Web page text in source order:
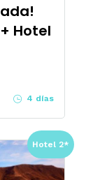
Hotel
4 días
Hotel 2*